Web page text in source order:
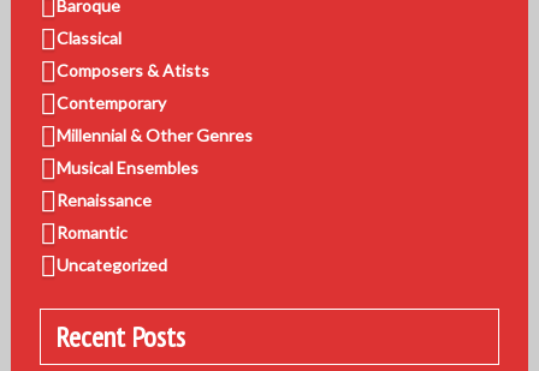
Baroque
Classical
Composers & Atists
Contemporary
Millennial & Other Genres
Musical Ensembles
Renaissance
Romantic
Uncategorized
Recent Posts